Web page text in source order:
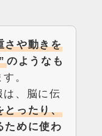
さや動きを
のようなも
。
は、脳に伝
とったり、
ために使わ